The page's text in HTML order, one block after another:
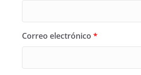
Correo electrónico *